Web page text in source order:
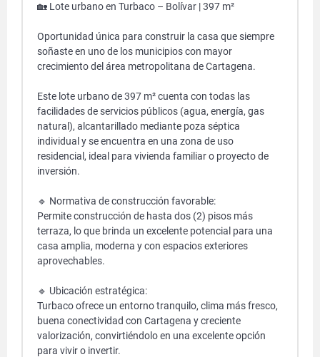
🏡 Lote urbano en Turbaco – Bolívar | 397 m²
Oportunidad única para construir la casa que siempre
soñaste en uno de los municipios con mayor
crecimiento del área metropolitana de Cartagena.
Este lote urbano de 397 m² cuenta con todas las
facilidades de servicios públicos (agua, energía, gas
natural), alcantarillado mediante poza séptica
individual y se encuentra en una zona de uso
residencial, ideal para vivienda familiar o proyecto de
inversión.
🔹 Normativa de construcción favorable:
Permite construcción de hasta dos (2) pisos más
terraza, lo que brinda un excelente potencial para una
casa amplia, moderna y con espacios exteriores
aprovechables.
🔹 Ubicación estratégica:
Turbaco ofrece un entorno tranquilo, clima más fresco,
buena conectividad con Cartagena y creciente
valorización, convirtiéndolo en una excelente opción
para vivir o invertir.